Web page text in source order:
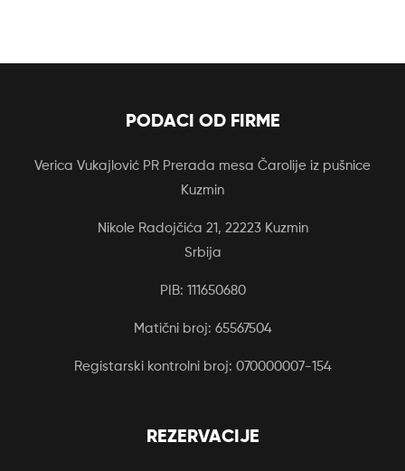
PODACI OD FIRME
Verica Vukajlović PR Prerada mesa Čarolije iz pušnice
Kuzmin
Nikole Radojčića 21, 22223 Kuzmin
Srbija
PIB: 111650680
Matični broj: 65567504
Registarski kontrolni broj: 070000007-154
REZERVACIJE